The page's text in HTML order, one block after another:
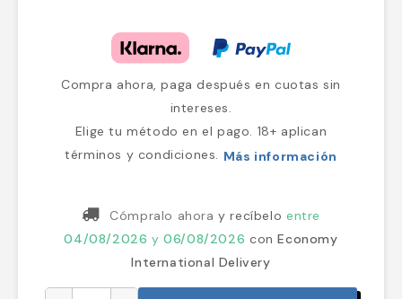
Compra ahora, paga después en cuotas sin
intereses.
Elige tu método en el pago. 18+ aplican
términos y condiciones. Más información
Cómpralo ahoray recíbelo entre
04/08/2026 y06/08/2026 conEconomy
International Delivery